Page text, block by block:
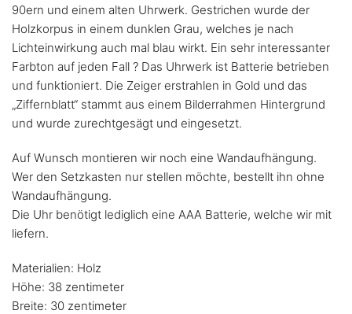
90ern und einem alten Uhrwerk. Gestrichen wurde der
Holzkorpus in einem dunklen Grau, welches je nach
Lichteinwirkung auch mal blau wirkt. Ein sehr interessanter
Farbton auf jeden Fall ? Das Uhrwerk ist Batterie betrieben
und funktioniert. Die Zeiger erstrahlen in Gold und das
„Ziffernblatt“ stammt aus einem Bilderrahmen Hintergrund
und wurde zurechtgesägt und eingesetzt.
Auf Wunsch montieren wir noch eine Wandaufhängung.
Wer den Setzkasten nur stellen möchte, bestellt ihn ohne
Wandaufhängung.
Die Uhr benötigt lediglich eine AAA Batterie, welche wir mit
liefern.
Materialien: Holz
Höhe: 38 zentimeter
Breite: 30 zentimeter